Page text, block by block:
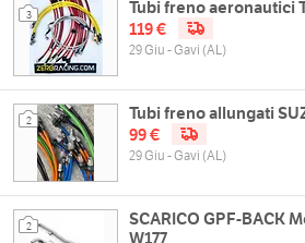
3
Tubi freno aeronautici
119 €
29 Giu - Gavi (AL)
2
Tubi freno allungati
99 €
29 Giu - Gavi (AL)
2
SCARICO GPF-BACK
W177